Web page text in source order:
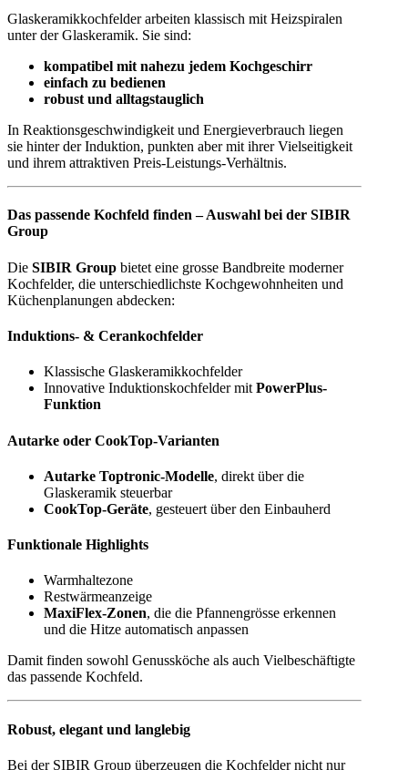
Glaskeramikkochfelder arbeiten klassisch mit Heizspiralen
unter der Glaskeramik. Sie sind:
kompatibel mit nahezu jedem Kochgeschirr
einfach zu bedienen
robust und alltagstauglich
In Reaktionsgeschwindigkeit und Energieverbrauch liegen
sie hinter der Induktion, punkten aber mit ihrer Vielseitigkeit
und ihrem attraktiven Preis-Leistungs-Verhältnis.
Das passende Kochfeld finden – Auswahl bei der SIBIR
Group
Die SIBIR Group bietet eine grosse Bandbreite moderner
Kochfelder, die unterschiedlichste Kochgewohnheiten und
Küchenplanungen abdecken:
Induktions- & Cerankochfelder
Klassische Glaskeramikkochfelder
Innovative Induktionskochfelder mit PowerPlus-
Funktion
Autarke oder CookTop-Varianten
Autarke Toptronic-Modelle, direkt über die
Glaskeramik steuerbar
CookTop-Geräte, gesteuert über den Einbauherd
Funktionale Highlights
Warmhaltezone
Restwärmeanzeige
MaxiFlex-Zonen, die die Pfannengrösse erkennen
und die Hitze automatisch anpassen
Damit finden sowohl Genussköche als auch Vielbeschäftigte
das passende Kochfeld.
Robust, elegant und langlebig
Bei der SIBIR Group überzeugen die Kochfelder nicht nur